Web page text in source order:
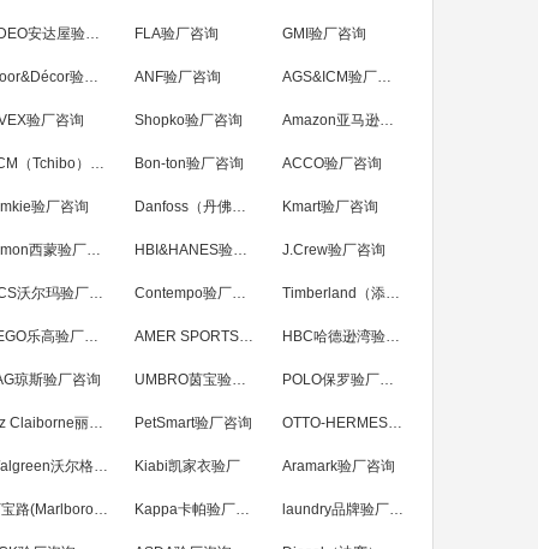
ADEO安达屋验厂咨询 FLA验厂咨询 GMI验厂咨询
Floor&Décor验厂咨询 ANF验厂咨询 AGS&ICM验厂咨询
验厂咨询 Shopko验厂咨询 Amazon亚马逊验厂咨询
TCM（Tchibo）验厂咨询 Bon-ton验厂咨询 ACCO验厂咨询
验厂咨询 Danfoss（丹佛斯）验厂咨询 Kmart验厂咨询
Simon西蒙验厂咨询 HBI&HANES验厂咨询 J.Crew验厂咨询
SCS沃尔玛验厂咨询 Contempo验厂咨询 Timberland（添柏岚）验厂咨询
LEGO乐高验厂咨询 AMER SPORTS亚玛芬验厂咨询 HBC哈德逊湾验厂咨询
琼斯验厂咨询 UMBRO茵宝验厂咨询 POLO保罗验厂咨询
Liz Claiborne丽诗加邦验厂咨询 PetSmart验厂咨询 OTTO-HERMES验厂咨询
Walgreen沃尔格林验厂咨询 Kiabi凯家衣验厂 Aramark验厂咨询
万宝路(Marlboro)验厂咨询 Kappa卡帕验厂咨询 laundry品牌验厂咨询